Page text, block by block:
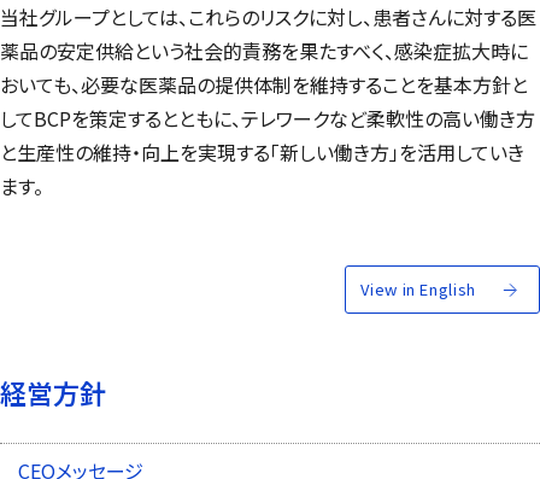
当社グループとしては、これらのリスクに対し、患者さんに対する医
薬品の安定供給という社会的責務を果たすべく、感染症拡大時に
おいても、必要な医薬品の提供体制を維持することを基本方針と
してBCPを策定するとともに、テレワークなど柔軟性の高い働き方
と生産性の維持・向上を実現する「新しい働き方」を活用していき
ます。
View in English
経営方針
CEOメッセージ